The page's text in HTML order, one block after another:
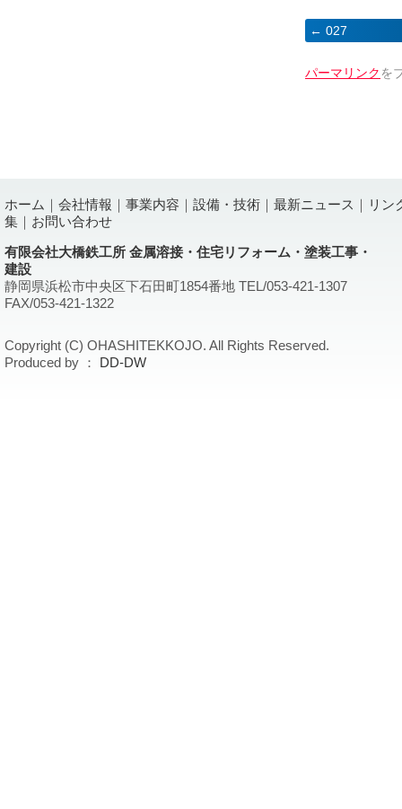
027
パーマリンク を
ホーム 会社情報 事業内容 設備・技術 最新ニュース
リン
集
お問い合わせ
有限会社大橋鉄工所 金属溶接・住宅リフォーム・塗装工事・
建設
静岡県浜松市中央区下石田町1854番地 TEL/053-421-1307
FAX/053-421-1322
Copyright (C) OHASHITEKKOJO. All Rights Reserved.
Produced by ：
DD-DW